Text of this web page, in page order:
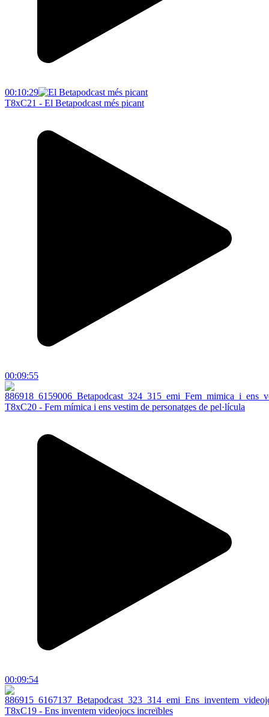
00:10:29
T8xC21 - El Betapodcast més picant
00:09:55
T8xC20 - Fem mímica i ens vestim de personatges de pel·lícula
00:09:54
T8xC19 - Ens inventem videojocs increïbles